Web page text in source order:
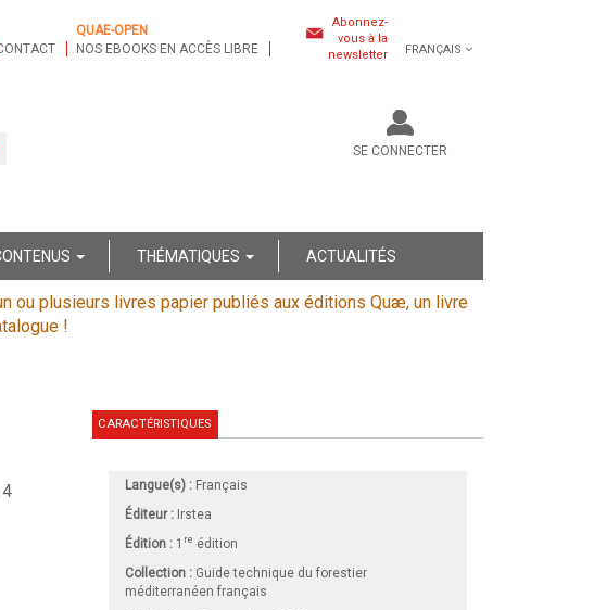
QUAE-OPEN
NOS EBOOKS EN ACCÈS LIBRE
Abonnez-
vous à la
newsletter
FRANÇAIS
SE CONNECTER
THÉMATIQUES ACTUALITÉS
ou plusieurs livres papier publiés aux éditions Quæ, un livre
!
CARACTÉRISTIQUES
Langue(s) : Français
Éditeur : Irstea
Édition : 1 re édition
Collection : Guide technique du forestier
méditerranéen français